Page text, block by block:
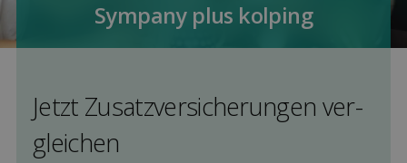
Sympany plus kolping
Jetzt Zusatz­versicherungen ver­
gleichen